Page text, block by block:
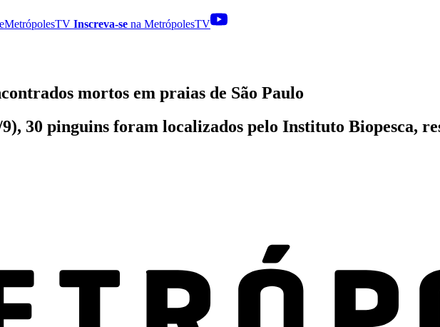
MetrópolesTV Inscreva-se na MetrópolesTV
mortos em praias de São Paulo
30 pinguins foram localizados pelo Instituto Biopesca,